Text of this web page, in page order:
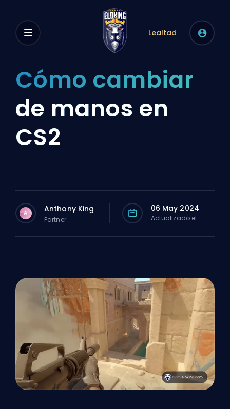
Lealtad
Cómo cambiar
de manos en
CS2
A Anthony King
Partner
06 May 2024
Actualizado el